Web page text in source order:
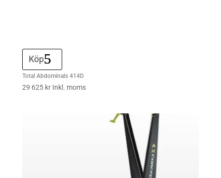
Köp
Total Abdominals 414D
29 625 kr Inkl. moms